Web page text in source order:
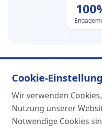
Cookie-
Wir verwenden
Nutzung unserer
Notwendige Cookies